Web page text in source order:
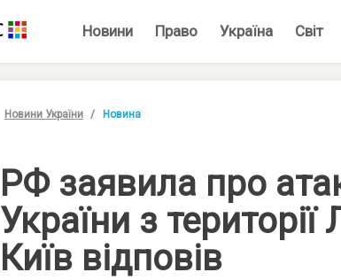
Новини Право Україна Світ
Новини України Новина
РФ заявила про
України з території
Київ відповів